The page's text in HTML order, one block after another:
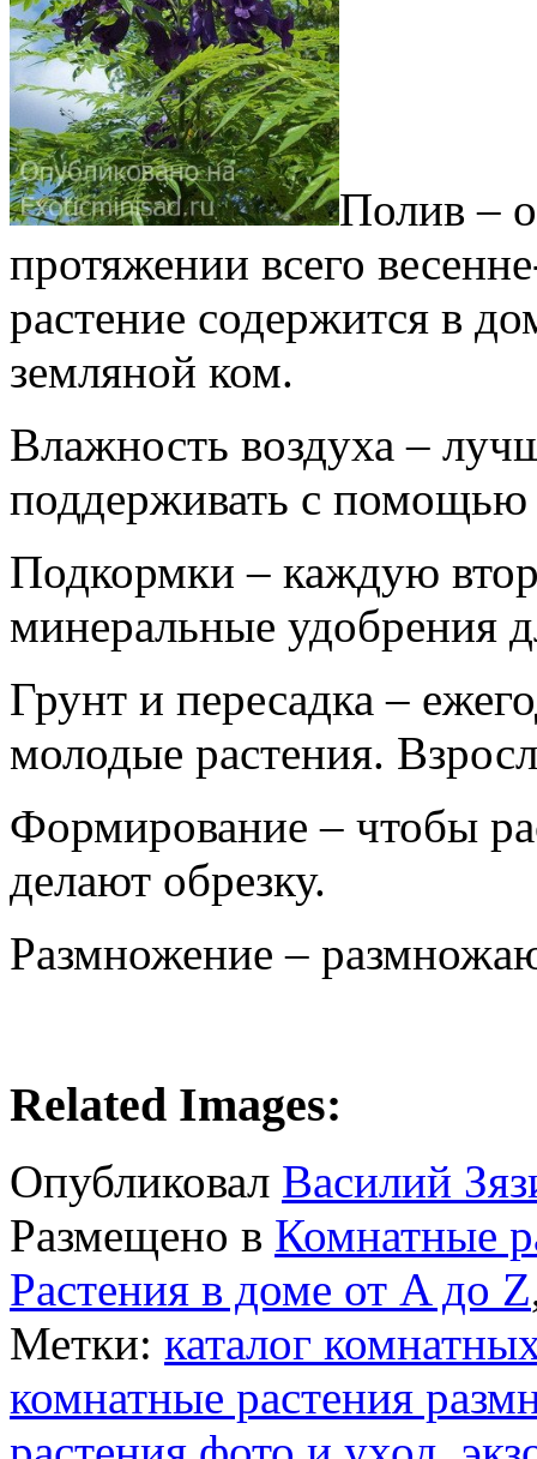
Полив –
протяжении всего
растение содержится в
земляной ком.
Влажность воздуха –
поддерживать с помощью
Подкормки – каждую
минеральные удобрения
Грунт и пересадка –
молодые растения.
Формирование – чтобы
делают обрезку.
Размножение –
Related Images:
Опубликовал Василий
Размещено в Комнатные
Растения в доме от A до Z
Метки: каталог
комнатные растения